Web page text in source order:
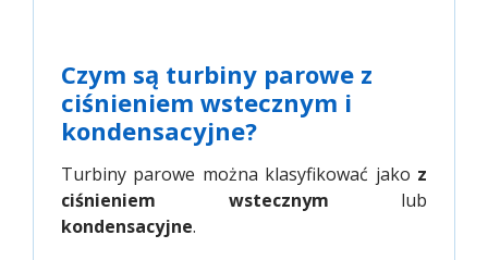
Czym są turbiny parowe z
ciśnieniem wstecznym i
kondensacyjne?
Turbiny parowe można klasyfikować jako z
ciśnieniem wstecznym lub
kondensacyjne.